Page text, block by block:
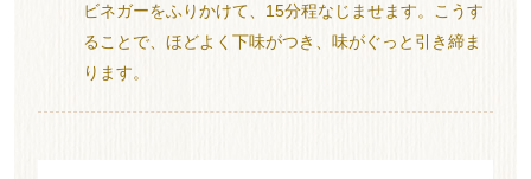
ビネガーをふりかけて、15分程なじませます。こうす
ることで、ほどよく下味がつき、味がぐっと引き締ま
ります。